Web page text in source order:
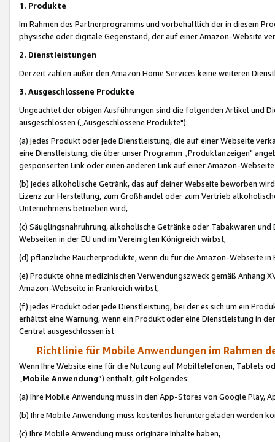
1. Produkte
Im Rahmen des Partnerprogramms und vorbehaltlich der in diesem
physische oder digitale Gegenstand, der auf einer Amazon-Website
2. Dienstleistungen
Derzeit zählen außer den Amazon Home Services keine weiteren
3. Ausgeschlossene Produkte
Ungeachtet der obigen Ausführungen sind die folgenden Artikel und
ausgeschlossen („Ausgeschlossene Produkte"):
(a) jedes Produkt oder jede Dienstleistung, die auf einer Webseite
eine Dienstleistung, die über unser Programm „Produktanzeigen"
gesponserten Link oder einen anderen Link auf einer Amazon-
(b) jedes alkoholische Getränk, das auf deiner Webseite beworben
Lizenz zur Herstellung, zum Großhandel oder zum Vertrieb
Unternehmens betrieben wird,
(c) Säuglingsnahruhrung, alkoholische Getränke oder Tabakwaren
Webseiten in der EU und im Vereinigten Königreich wirbst,
(d) pflanzliche Raucherprodukte, wenn du für die Amazon-Webseite in
(e) Produkte ohne medizinischen Verwendungszweck gemäß Anhang
Amazon-Webseite in Frankreich wirbst,
(f) jedes Produkt oder jede Dienstleistung, bei der es sich um ein
erhältst eine Warnung, wenn ein Produkt oder eine Dienstleistung in
Central ausgeschlossen ist.
Richtlinie für Mobile Anwendungen im Rahmen
Wenn Ihre Website eine für die Nutzung auf Mobiltelefonen, Tablets
„Mobile Anwendung“) enthält, gilt Folgendes:
(a) Ihre Mobile Anwendung muss in den App-Stores von Google Play,
(b) Ihre Mobile Anwendung muss kostenlos heruntergeladen werden
(c) Ihre Mobile Anwendung muss originäre Inhalte haben,